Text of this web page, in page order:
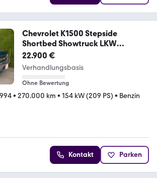
Chevrolet K1500 Stepside
Shortbed Showtruck LKW
Oldtimer
22.900 €
Verhandlungsbasis
Ohne Bewertung
• 270.000 km • 154 kW (209 PS) • Benzin
Kontakt Parken